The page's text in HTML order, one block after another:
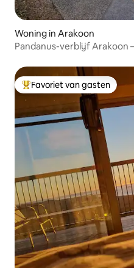
Woning in Arakoon
Pandanus-verblijf Arakoon
Topfavoriet van gasten
Favoriet van gasten